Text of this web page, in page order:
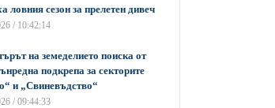
ловния сезон за прелетен дивеч
/ 10:42:14
на земеделието поиска от
подкрепа за секторите
и „Свиневъдство“
/ 09:44:33